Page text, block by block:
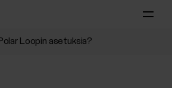
Loopin asetuksia?